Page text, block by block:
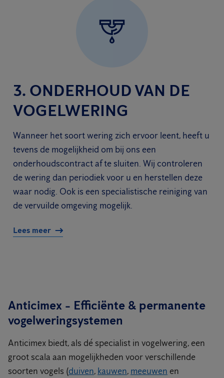
3. ONDERHOUD VAN DE
VOGELWERING
Wanneer het soort wering zich ervoor leent, heeft u
tevens de mogelijkheid om bij ons een
onderhoudscontract af te sluiten. Wij controleren
de wering dan periodiek voor u en herstellen deze
waar nodig. Ook is een specialistische reiniging van
de vervuilde omgeving mogelijk.
Lees meer
Anticimex - Efficiënte & permanente
vogelweringsystemen
Anticimex biedt, als dé specialist in vogelwering, een
groot scala aan mogelijkheden voor verschillende
soorten vogels (duiven, kauwen, meeuwen en